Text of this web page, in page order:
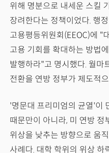
위해 명분으로 내세운 스킬
장려한다는 정책이었다. 행
고용평등위원회(EEOC)에 "
고용 기회를 확대하는 방법
발행하라"고 명시했다. 월마
전환을 연방 정부가 제도적
'명문대 프리미엄의 균열'이
때문만이 아니라, 미 연방 정
위상을 낮추는 방향으로 움
사례다. 대학 학위의 위상 하